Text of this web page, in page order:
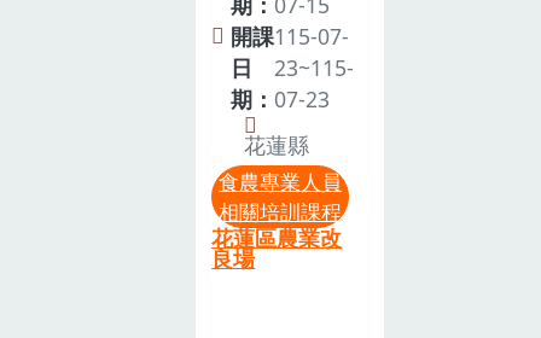
4.報名截止
後，主辦單位
將於115年7月
24日 (星期五)
以電子郵件寄
送錄取通知。
5.為珍惜訓練
資源，參訓人
員請全程參
政府教育局、
農業部臺南區
農業改良場。
承辦單位：臺
南市東山區東
山國小。四、
報名對象：學
校教職員：有
育推廣人力的
知能，建立食
農教育推動的
專業支持體
系，鼓勵農會
推廣人員、農
民、學校教師
利用相關教學
開課
日
期：
115-07-
23~115-
07-23
花蓮縣
食農專業人員
相關培訓課程
花蓮區農業改
良場